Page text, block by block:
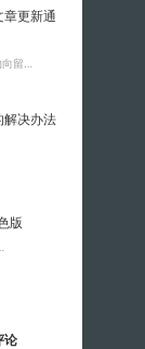
章更新通
留…
解决办法
版
论